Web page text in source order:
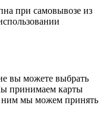
при самовывозе из
вы можете выбрать
принимаем карты
ним мы можем принять